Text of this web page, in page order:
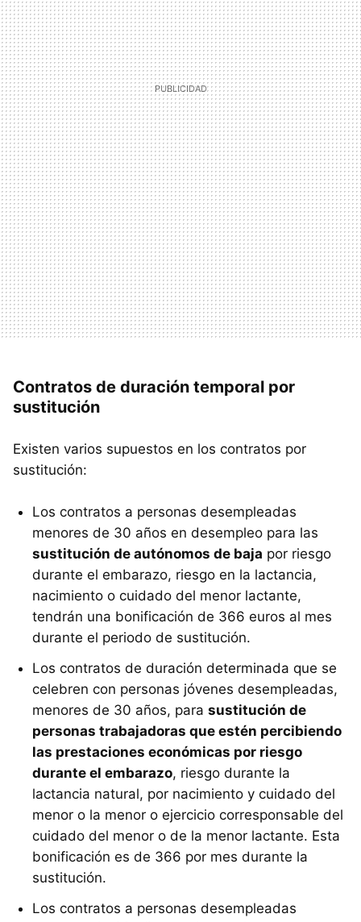
Contratos de duración temporal por
sustitución
Existen varios supuestos en los contratos por
sustitución:
Los contratos a personas desempleadas
menores de 30 años en desempleo para las
sustitución de autónomos de baja por riesgo
durante el embarazo, riesgo en la lactancia,
nacimiento o cuidado del menor lactante,
tendrán una bonificación de 366 euros al mes
durante el periodo de sustitución.
Los contratos de duración determinada que se
celebren con personas jóvenes desempleadas,
menores de 30 años, para sustitución de
personas trabajadoras que estén percibiendo
las prestaciones económicas por riesgo
durante el embarazo, riesgo durante la
lactancia natural, por nacimiento y cuidado del
menor o la menor o ejercicio corresponsable del
cuidado del menor o de la menor lactante. Esta
bonificación es de 366 por mes durante la
sustitución.
Los contratos a personas desempleadas